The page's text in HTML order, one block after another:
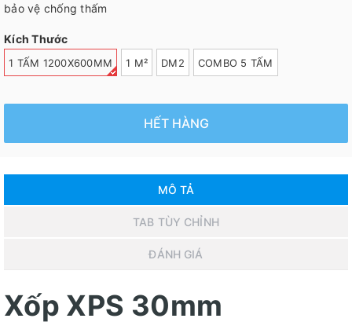
bảo vệ chống thấm
Kích Thước
1 TẤM 1200X600MM 1 M² DM2 COMBO 5 TẤM
HẾT HÀNG
MÔ TẢ
TAB TÙY CHỈNH
ĐÁNH GIÁ
Xốp XPS 30mm